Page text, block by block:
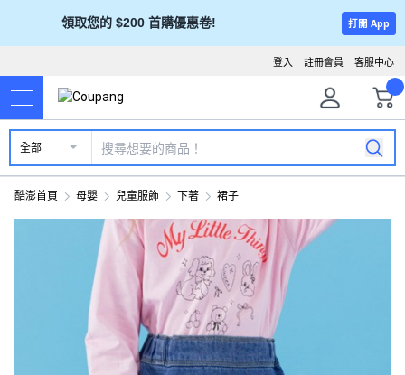
領取您的 $200 首購優惠卷! 打開 App
客服中心
註冊會員
登入
全部
酷澎首頁 母嬰 兒童服飾 下著 裙子